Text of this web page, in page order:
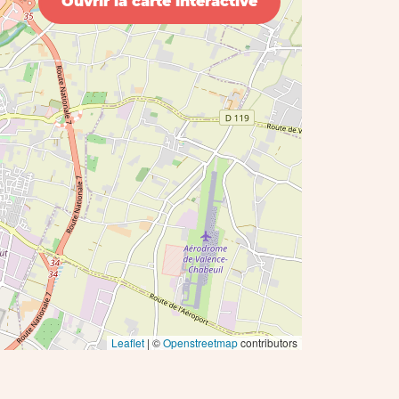
Leaflet| ©Openstreetmapcontributors